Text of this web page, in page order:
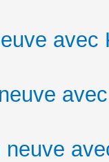
avec